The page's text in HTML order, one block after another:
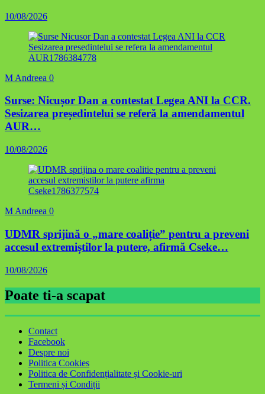
10/08/2026
M Andreea 0
Surse: Nicușor Dan a contestat Legea ANI la CCR.
Sesizarea președintelui se referă la amendamentul
AUR…
10/08/2026
M Andreea 0
UDMR sprijină o „mare coaliție” pentru a preveni
accesul extremiștilor la putere, afirmă Cseke…
10/08/2026
Poate ti-a scapat
Contact
Facebook
Despre noi
Politica Cookies
Politica de Confidențialitate și Cookie-uri
Termeni și Condiții